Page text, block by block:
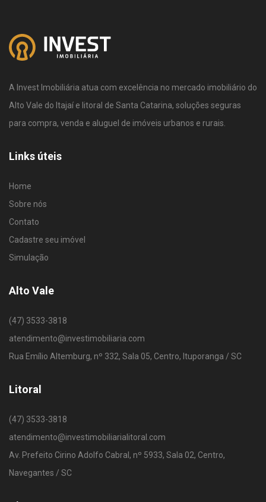
A Invest Imobiliária atua com excelência no mercado imobiliário do
Alto Vale do Itajaí e litoral de Santa Catarina, soluções seguras
para compra, venda e aluguel de imóveis urbanos e rurais.
Links úteis
Home
Sobre nós
Contato
Cadastre seu imóvel
Simulação
Alto Vale
(47) 3533-3818
atendimento@investimobiliaria.com
Rua Emílio Altemburg, nº 332, Sala 05, Centro, Ituporanga / SC
Litoral
(47) 3533-3818
atendimento@investimobiliarialitoral.com
Av. Prefeito Cirino Adolfo Cabral, nº 5933, Sala 02, Centro,
Navegantes / SC